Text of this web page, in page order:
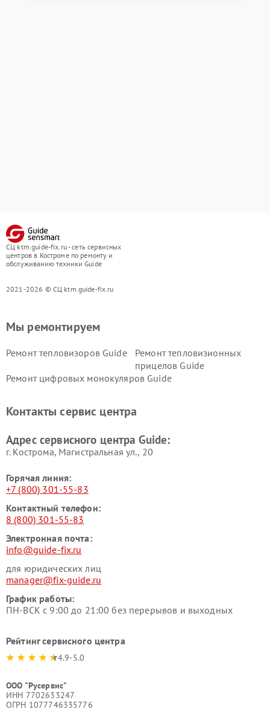
СЦ ktm.guide-fix.ru - сеть сервисных
центров в Костроме по ремонту и
обслуживанию техники Guide
2021-2026 © СЦ ktm.guide-fix.ru
Мы ремонтируем
Ремонт тепловизоров Guide
Ремонт тепловизионных
прицелов Guide
Ремонт цифровых монокуляров Guide
Контакты сервис центра
Адрес сервисного центра Guide:
г. Кострома, Магистральная ул., 20
Горячая линия:
+7 (800) 301-55-83
Контактный телефон:
8 (800) 301-55-83
Электронная почта:
info@guide-fix.ru
для юридических лиц
manager@fix-guide.ru
График работы:
ПН-ВСК с 9:00 до 21:00 без перерывов и выходных
Рейтинг сервисного центра
4.9-5.0
ООО "Русервис"
ИНН 7702633247
ОГРН 1077746335776